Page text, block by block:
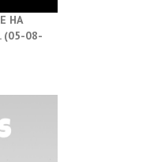
HA
(05-08-